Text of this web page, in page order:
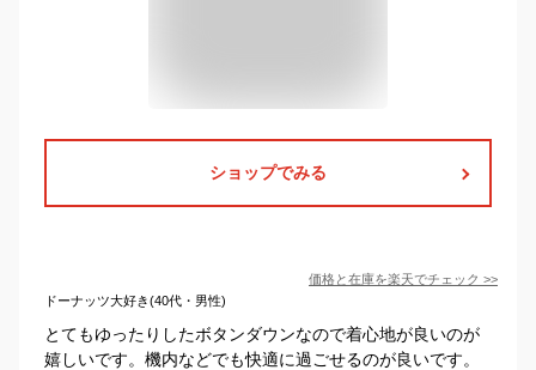
ショップでみる
価格と在庫を楽天でチェック >>
ドーナッツ大好き(40代・男性)
とてもゆったりしたボタンダウンなので着心地が良いのが
嬉しいです。機内などでも快適に過ごせるのが良いです。